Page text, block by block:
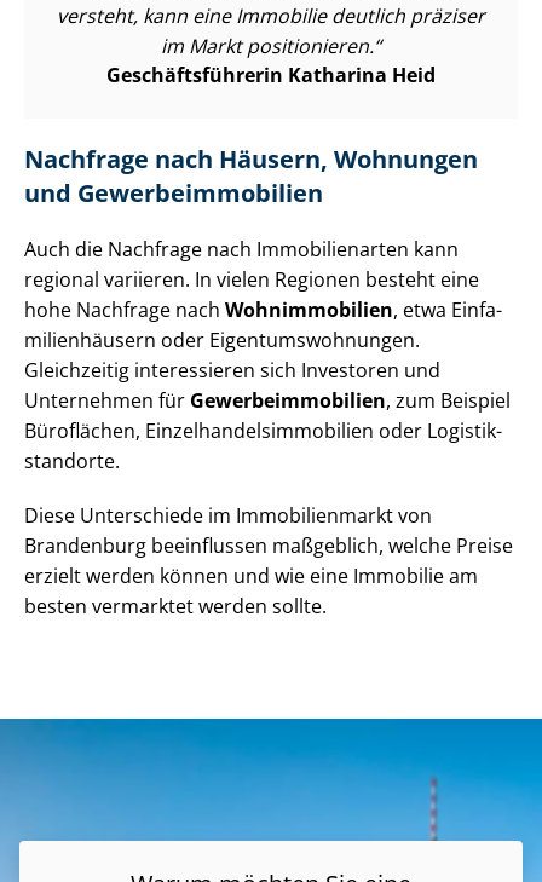
versteht, kann eine Immobilie deutlich präziser
im Markt positionieren.
Ge­schäfts­füh­re­rin Katharina Heid
Nachfrage nach Häusern, Wohnungen
und Ge­wer­be­im­mo­bi­li­en
Auch die Nachfrage nach Immobilienarten kann
regional variieren. In vielen Regionen besteht eine
hohe Nachfrage nach Wohnimmobilien, etwa Ein­fa­
mi­li­en­häu­sern oder Ei­gen­tums­woh­nun­gen.
Gleichzeitig interessieren sich Investoren und
Unternehmen für Ge­wer­be­im­mo­bi­li­en, zum Beispiel
Büroflächen, Ein­zel­han­dels­im­mo­bi­li­en oder Lo­gis­tik­
stand­or­te.
Diese Unterschiede im Immobilienmarkt von
Brandenburg beeinflussen maßgeblich, welche Preise
erzielt werden können und wie eine Immobilie am
besten vermarktet werden sollte.